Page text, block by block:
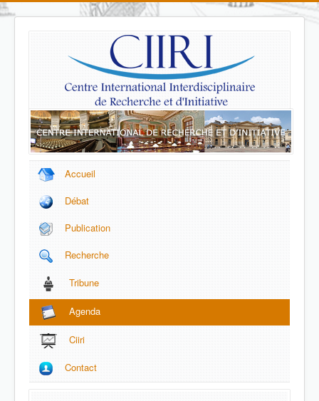
Accueil
Débat
Publication
Recherche
Tribune
Agenda
Ciiri
Contact